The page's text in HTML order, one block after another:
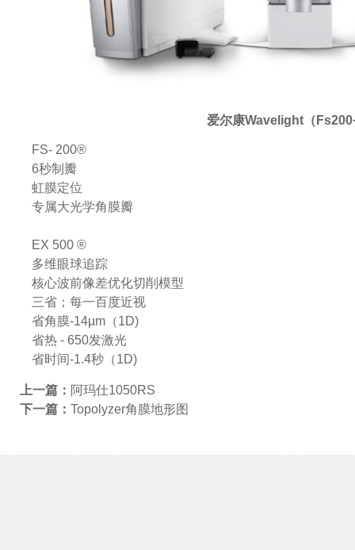
爱尔康Wavelight（
FS- 200®
6秒制瓣
虹膜定位
专属大光学角膜瓣
EX 500 ®
多维眼球追踪
核心波前像差优化切削模型
三省；每一百度近视
省角膜-14µm（1D)
省热 - 650发激光
省时间-1.4秒（1D)
上一篇： 阿玛仕1050RS
下一篇： Topolyzer角膜地形图